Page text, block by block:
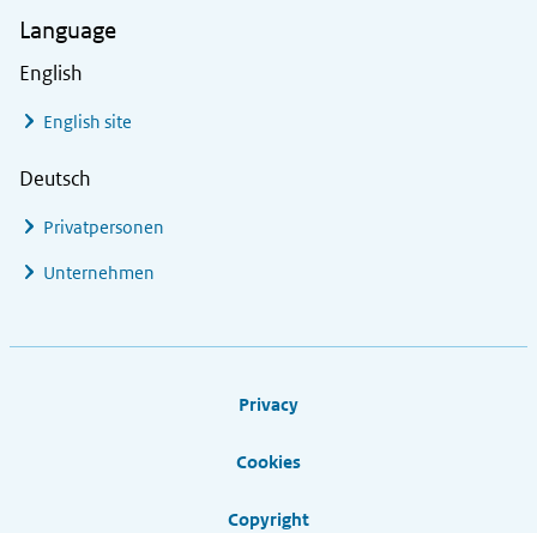
Language
English
English site
Deutsch
Privatpersonen
Unternehmen
Privacy
Cookies
Copyright